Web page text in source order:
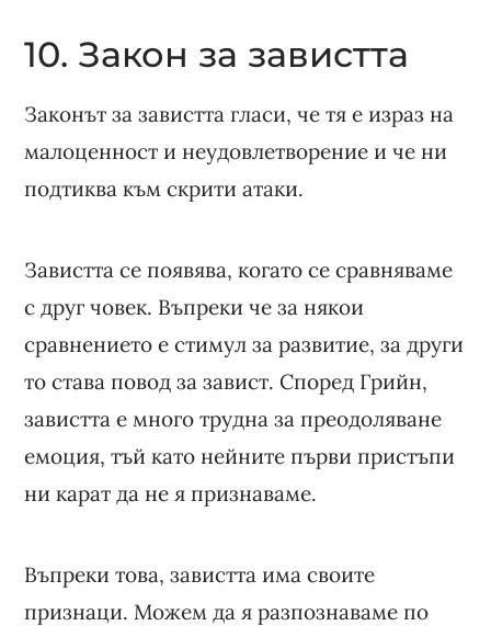
10. Закон за завистта
Законът за завистта гласи, че тя е израз на
малоценност и неудовлетворение и че ни
подтиква към скрити атаки.
Завистта се появява, когато се сравняваме
с друг човек. Въпреки че за някои
сравнението е стимул за развитие, за други
то става повод за завист. Според Грийн,
завистта е много трудна за преодоляване
емоция, тъй като нейните първи пристъпи
ни карат да не я признаваме.
Въпреки това, завистта има своите
признаци. Можем да я разпознаваме по